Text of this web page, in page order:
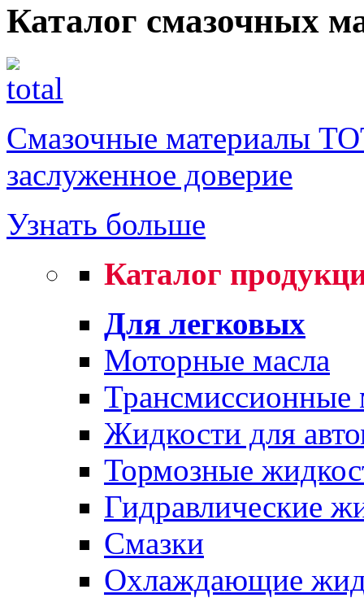
Каталог смазочных
Смазочные материалы
заслуженное доверие
Узнать больше
Каталог
Для легковых
Моторные масла
Трансмиссионные
Жидкости для
Тормозные
Гидравлические
Смазки
Охлаждающие